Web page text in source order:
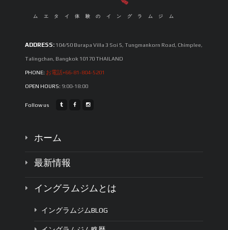
ムエタイ体験のイングラムジム
ADDRESS: 104/50 Burapa Villa 3 Soi 5, Tungmankorn Road, Chimplee,
Talingchan, Bangkok 10170 THAILAND
PHONE: お電話+66-81-804-5201
OPEN HOURS: 9:00-18:00
Follow us
ホーム
最新情報
イングラムジムとは
イングラムジムBLOG